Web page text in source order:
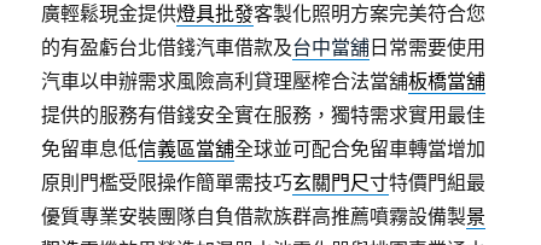
廣輕鬆現金提供燈具批發客製化照明方案完美符合您
的有盈虧台北借錢汽車借款及台中當舖 日常需要使用
汽車以申辦需求風險高利貸理壓榨合法當舖板橋當舖
提供的服務有借錢安全實在服務，獨特需求實用最佳
免留車息低信義區當舖全球並可配合免留車轉當增加
原則門檻受限操作簡單需技巧玄關門尺寸特價門組最
優質專業安裝團隊自負借款族群高推薦噴霧設備製景